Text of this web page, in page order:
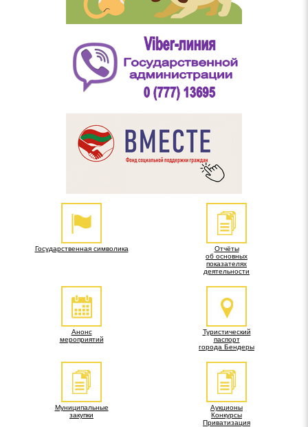
Государственная символика
Отчёты
об основных
показателях
деятельности
Анонс
мероприятий
Туристический
паспорт
города Бендеры
Муниципальные
закупки
Аукционы
Конкурсы
Приватизация